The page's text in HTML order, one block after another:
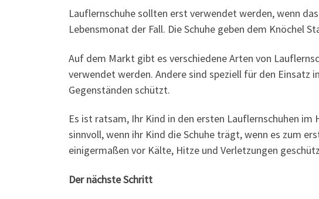
Lauflernschuhe sollten erst verwendet werden, wenn
Lebensmonat der Fall. Die Schuhe geben dem Knöchel
Auf dem Markt gibt es verschiedene Arten von
verwendet werden. Andere sind speziell für den Einsatz
Gegenständen schützt.
Es ist ratsam, Ihr Kind in den ersten Lauflernschuhen
sinnvoll, wenn ihr Kind die Schuhe trägt, wenn es zum
einigermaßen vor Kälte, Hitze und Verletzungen
Der nächste Schritt